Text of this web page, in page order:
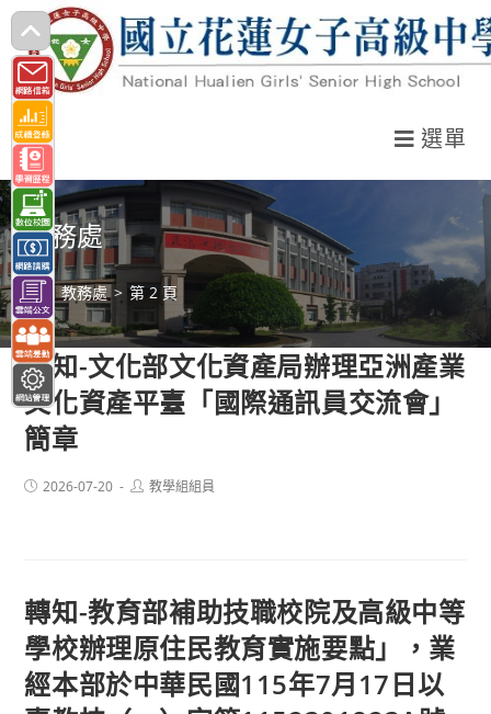
跳
轉
至
主
要
內
容
選單
教務處
> 教務處 > 第 2 頁
轉知-文化部文化資產局辦理亞洲產業
文化資產平臺「國際通訊員交流會」
簡章
Post2026-07-20
Post教學組組員
轉知-教育部補助技職校院及高級中等
學校辦理原住民教育實施要點」，業
經本部於中華民國115年7月17日以